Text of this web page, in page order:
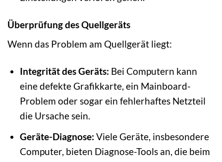
Überprüfung des Quellgeräts
Wenn das Problem am Quellgerät liegt:
Integrität des Geräts: Bei Computern kann
eine defekte Grafikkarte, ein Mainboard-
Problem oder sogar ein fehlerhaftes Netzteil
die Ursache sein.
Geräte-Diagnose: Viele Geräte, insbesondere
Computer, bieten Diagnose-Tools an, die beim